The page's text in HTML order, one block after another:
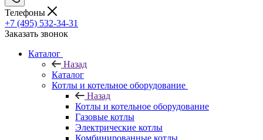
Телефоны
+7 (495) 532‑34‑31
Заказать звонок
Каталог
Назад
Каталог
Котлы и котельное оборудование
Назад
Котлы и котельное оборудование
Газовые котлы
Электрические котлы
Комбинированные котлы